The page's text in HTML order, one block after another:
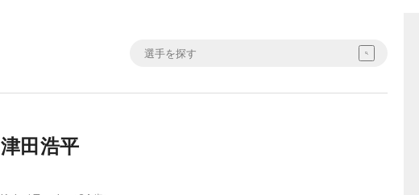
津田浩平